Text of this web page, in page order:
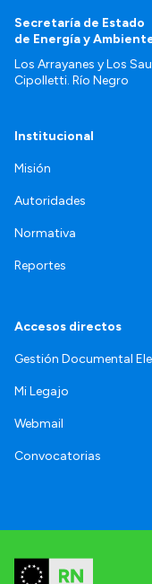
Secretaría de Estado
de Energía y
Los Arrayanes y Los
Cipolletti. Río Negro
Institucional
Misión
Autoridades
Normativa
Reportes
Accesos directos
Gestión Documental
Mi Legajo
Webmail
Convocatorias